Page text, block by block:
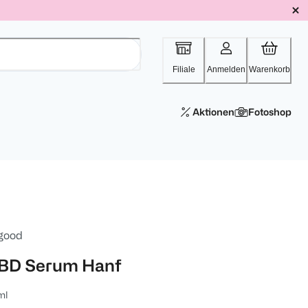
Filiale Anmelden Warenkorb
Aktionen Fotoshop
Serum Hanf